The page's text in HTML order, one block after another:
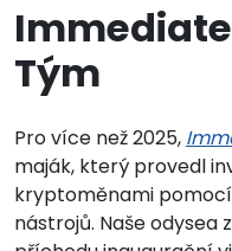
Tým
Pro více než 2025,
maják, který provedl
kryptoměnami
nástrojů. Naše odysea